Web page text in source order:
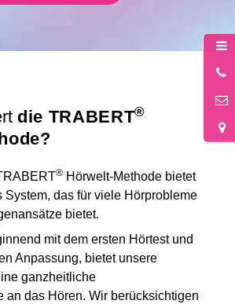
die TRABERT®
® Hörwelt-Methode bietet
System, das für viele Hörprobleme
bietet.
mit dem ersten Hörtest und
Anpassung, bietet unsere
ganzheitliche
an das Hören. Wir berücksichtigen